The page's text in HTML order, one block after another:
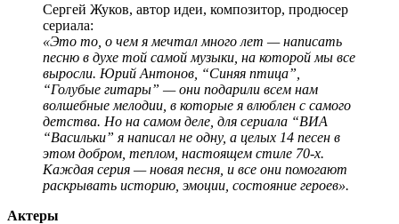
Сергей Жуков, автор идеи, композитор, продюсер
сериала:
«Это то, о чем я мечтал много лет — написать
песню в духе той самой музыки, на которой мы все
выросли. Юрий Антонов, “Синяя птица”,
“Голубые гитары” — они подарили всем нам
волшебные мелодии, в которые я влюблен с самого
детства. Но на самом деле, для сериала “ВИА
“Васильки” я написал не одну, а целых 14 песен в
этом добром, теплом, настоящем стиле 70-х.
Каждая серия — новая песня, и все они помогают
раскрывать историю, эмоции, состояние героев».
Актеры